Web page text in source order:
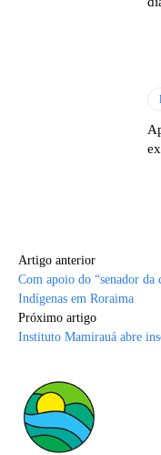
Artigo anterior
Com apoio do “senador da
Indígenas em Roraima
Próximo artigo
Instituto Mamirauá abre